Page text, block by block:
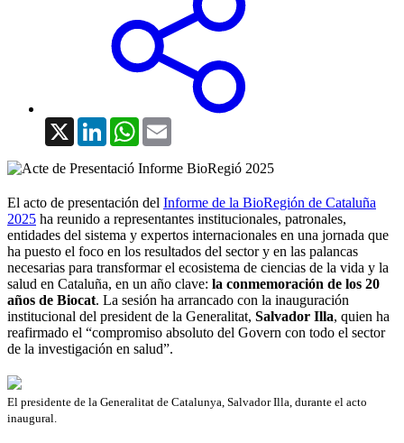
X LinkedInWhatsApp
El acto de presentación del Informe de la BioRegión de Cataluña
2025 ha reunido a representantes institucionales, patronales,
entidades del sistema y expertos internacionales en una jornada que
ha puesto el foco en los resultados del sector y en las palancas
necesarias para transformar el ecosistema de ciencias de la vida y la
salud en Cataluña, en un año clave: la conmemoración de los 20
años de Biocat. La sesión ha arrancado con la inauguración
institucional del president de la Generalitat, Salvador Illa, quien ha
reafirmado el “compromiso absoluto del Govern con todo el sector
de la investigación en salud”.
El presidente de la Generalitat de Catalunya, Salvador Illa, durante el acto
inaugural.